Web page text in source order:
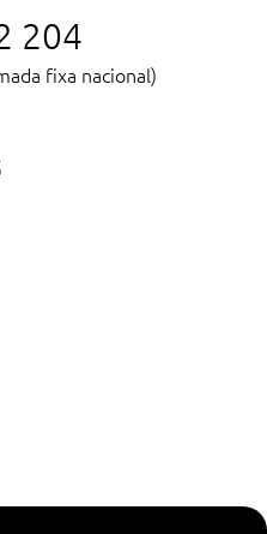
204
fixa nacional)